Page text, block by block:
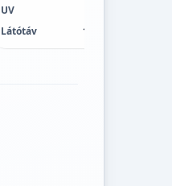
UV
Látótáv
10 km